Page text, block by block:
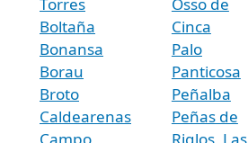
Boltaña
Bonansa
Borau
Broto
Caldearenas
Campo
Cinca
Palo
Panticosa
Peñalba
Peñas de
Riglos, Las